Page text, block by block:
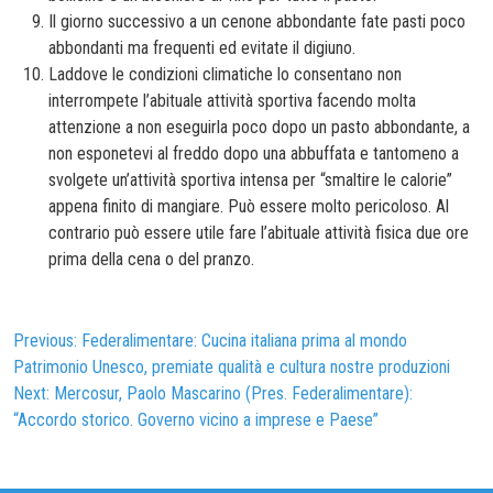
Il giorno successivo a un cenone abbondante fate pasti poco
abbondanti ma frequenti ed evitate il digiuno.
Laddove le condizioni climatiche lo consentano non
interrompete l’abituale attività sportiva facendo molta
attenzione a non eseguirla poco dopo un pasto abbondante, a
non esponetevi al freddo dopo una abbuffata e tantomeno a
svolgete un’attività sportiva intensa per “smaltire le calorie”
appena finito di mangiare. Può essere molto pericoloso. Al
contrario può essere utile fare l’abituale attività fisica due ore
prima della cena o del pranzo.
Navigazione
articoli
Previous: Federalimentare: Cucina italiana prima al mondo
Patrimonio Unesco, premiate qualità e cultura nostre produzioni
Next: Mercosur, Paolo Mascarino (Pres. Federalimentare):
“Accordo storico. Governo vicino a imprese e Paese”